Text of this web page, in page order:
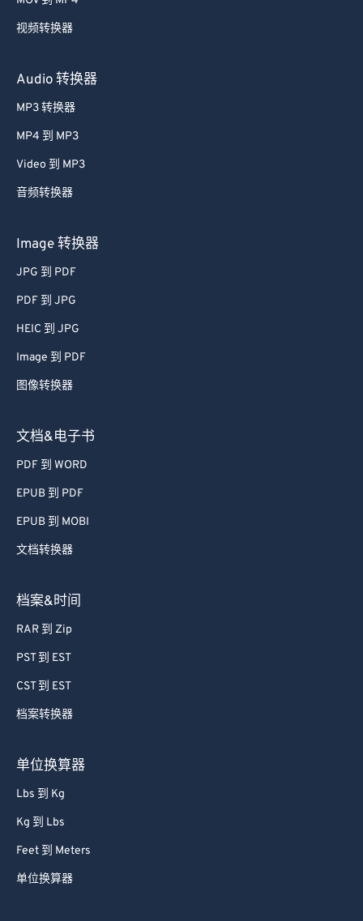
视频转换器
Audio 转换器
MP3 转换器
MP4 到 MP3
Video 到 MP3
音频转换器
Image 转换器
JPG 到 PDF
PDF 到 JPG
HEIC 到 JPG
Image 到 PDF
图像转换器
文档&电子书
PDF 到 WORD
EPUB 到 PDF
EPUB 到 MOBI
文档转换器
档案&时间
RAR 到 Zip
PST 到 EST
CST 到 EST
档案转换器
单位换算器
Lbs 到 Kg
Kg 到 Lbs
Feet 到 Meters
单位换算器